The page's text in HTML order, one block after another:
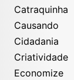
Catraquinha
Causando
Cidadania
Criatividade
Economize